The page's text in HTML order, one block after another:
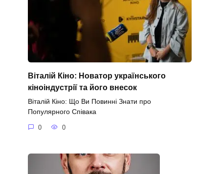
Віталій Кіно: Новатор українського
кіноіндустрії та його внесок
Віталій Кіно: Що Ви Повинні Знати про
Популярного Співака
0 0